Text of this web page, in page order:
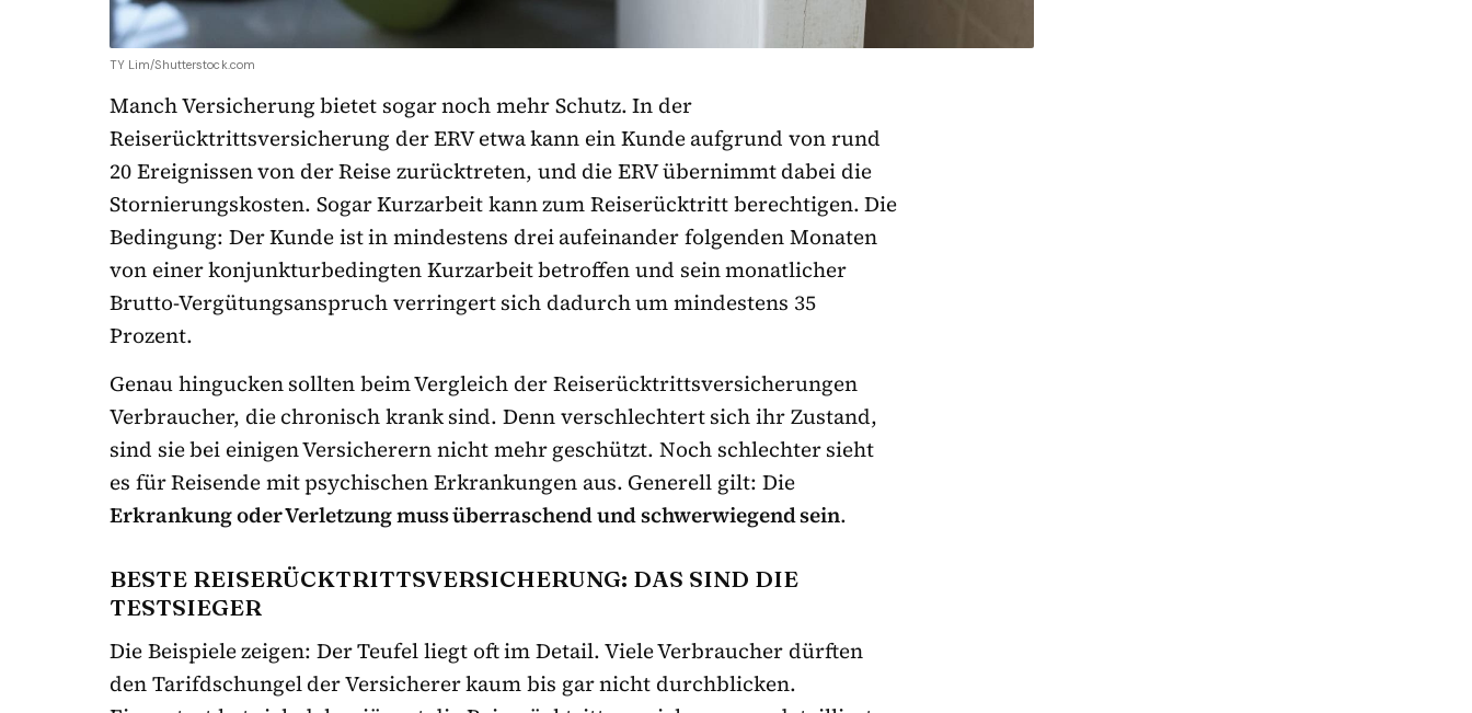
TY Lim/Shutterstock.com
Manch Versicherung bietet sogar noch mehr Schutz. In der
Reiserücktrittsversicherung der ERV etwa kann ein Kunde aufgrund von rund
20 Ereignissen von der Reise zurücktreten, und die ERV übernimmt dabei die
Stornierungskosten. Sogar Kurzarbeit kann zum Reiserücktritt berechtigen. Die
Bedingung: Der Kunde ist in mindestens drei aufeinander folgenden Monaten
von einer konjunkturbedingten Kurzarbeit betroffen und sein monatlicher
Brutto-Vergütungsanspruch verringert sich dadurch um mindestens 35
Prozent.
Genau hingucken sollten beim Vergleich der Reiserücktrittsversicherungen
Verbraucher, die chronisch krank sind. Denn verschlechtert sich ihr Zustand,
sind sie bei einigen Versicherern nicht mehr geschützt. Noch schlechter sieht
es für Reisende mit psychischen Erkrankungen aus. Generell gilt: Die
Erkrankung oder Verletzung muss überraschend und schwerwiegend sein.
BESTE REISERÜCKTRITTSVERSICHERUNG: DAS SIND DIE
TESTSIEGER
Die Beispiele zeigen: Der Teufel liegt oft im Detail. Viele Verbraucher dürften
den Tarifdschungel der Versicherer kaum bis gar nicht durchblicken.